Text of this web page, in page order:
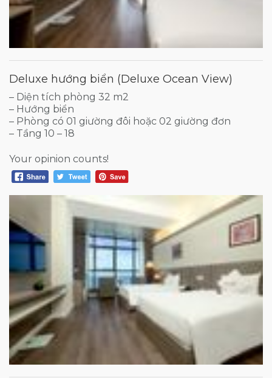
Deluxe hướng biển (Deluxe Ocean View)
– Diện tích phòng 32 m2
– Hướng biển
– Phòng có 01 giường đôi hoặc 02 giường đơn
– Tầng 10 – 18
Your opinion counts!